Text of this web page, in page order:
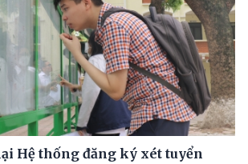
Hệ thống đăng ký xét tuyển